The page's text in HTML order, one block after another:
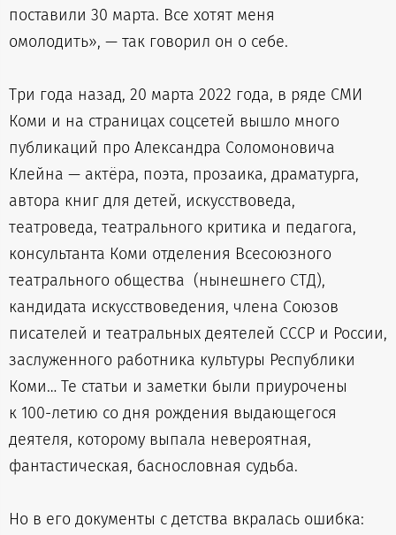
поставили 30 марта. Все хотят меня
омолодить», — так говорил он о себе.
Три года назад, 20 марта 2022 года, в ряде СМИ
Коми и на страницах соцсетей вышло много
публикаций про Александра Соломоновича
Клейна — актёра, поэта, прозаика, драматурга,
автора книг для детей, искусствоведа,
театроведа, театрального критика и педагога,
консультанта Коми отделения Всесоюзного
театрального общества (нынешнего СТД),
кандидата искусствоведения, члена Союзов
писателей и театральных деятелей СССР и России,
заслуженного работника культуры Республики
Коми… Те статьи и заметки были приурочены
к 100-летию со дня рождения выдающегося
деятеля, которому выпала невероятная,
фантастическая, баснословная судьба.
Но в его документы с детства вкралась ошибка: